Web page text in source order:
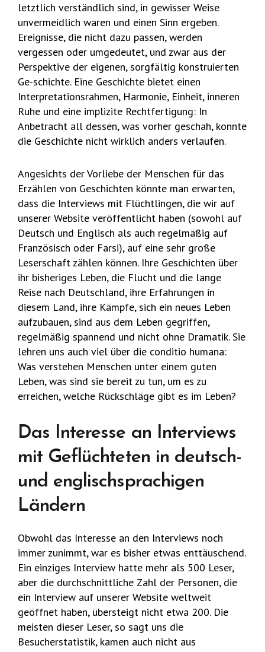
letztlich verständlich sind, in gewisser Weise
unvermeidlich waren und einen Sinn ergeben.
Ereignisse, die nicht dazu passen, werden
vergessen oder umgedeutet, und zwar aus der
Perspektive der eigenen, sorgfältig konstruierten
Ge-schichte. Eine Geschichte bietet einen
Interpretationsrahmen, Harmonie, Einheit, inneren
Ruhe und eine implizite Rechtfertigung: In
Anbetracht all dessen, was vorher geschah, konnte
die Geschichte nicht wirklich anders verlaufen.
Angesichts der Vorliebe der Menschen für das
Erzählen von Geschichten könnte man erwarten,
dass die Interviews mit Flüchtlingen, die wir auf
unserer Website veröffentlicht haben (sowohl auf
Deutsch und Englisch als auch regelmäßig auf
Französisch oder Farsi), auf eine sehr große
Leserschaft zählen können. Ihre Geschichten über
ihr bisheriges Leben, die Flucht und die lange
Reise nach Deutschland, ihre Erfahrungen in
diesem Land, ihre Kämpfe, sich ein neues Leben
aufzubauen, sind aus dem Leben gegriffen,
regelmäßig spannend und nicht ohne Dramatik. Sie
lehren uns auch viel über die conditio humana:
Was verstehen Menschen unter einem guten
Leben, was sind sie bereit zu tun, um es zu
erreichen, welche Rückschläge gibt es im Leben?
Das Interesse an Interviews
mit Geflüchteten in deutsch-
und englischsprachigen
Ländern
Obwohl das Interesse an den Interviews noch
immer zunimmt, war es bisher etwas enttäuschend.
Ein einziges Interview hatte mehr als 500 Leser,
aber die durchschnittliche Zahl der Personen, die
ein Interview auf unserer Website weltweit
geöffnet haben, übersteigt nicht etwa 200. Die
meisten dieser Leser, so sagt uns die
Besucherstatistik, kamen auch nicht aus